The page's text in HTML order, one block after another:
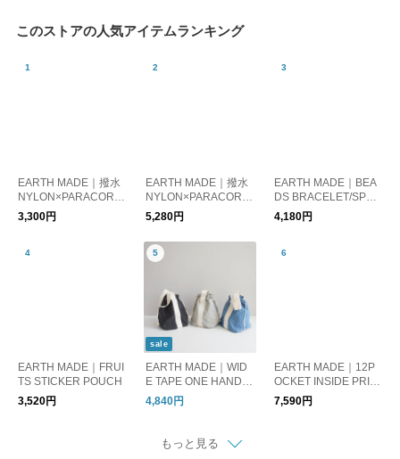
このストアの人気アイテムランキング
EARTH MADE｜撥水
NYLON×PARACORD
KINCHAKU
3,300円
EARTH MADE｜撥水
NYLON×PARACORD
KNAPSACK
5,280円
EARTH MADE｜BEA
DS BRACELET/SPAR
KLE
4,180円
EARTH MADE｜FRUI
TS STICKER POUCH
3,520円
sale
EARTH MADE｜WID
E TAPE ONE HANDL
E TOTE
4,840円
EARTH MADE｜12P
OCKET INSIDE PRIN
T RUCK
7,590円
もっと見る